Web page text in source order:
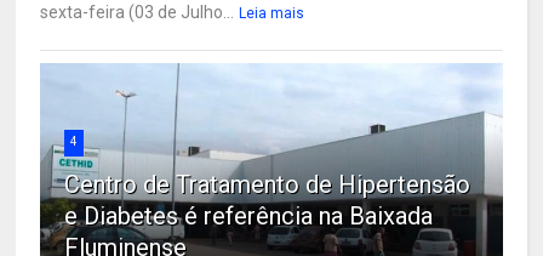
sexta-feira (03 de Julho...
Leia mais
4
Centro de Tratamento de Hipertensão
e Diabetes é referência na Baixada
Fluminense